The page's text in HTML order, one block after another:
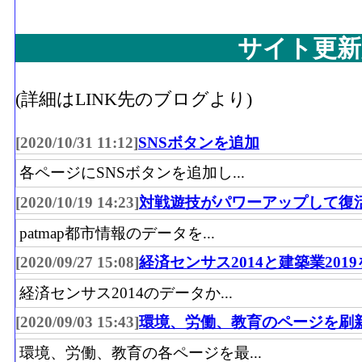
サイト更
(詳細はLINK先のブログより)
[2020/10/31 11:12]SNSボタンを追加
各ページにSNSボタンを追加し...
[2020/10/19 14:23]対戦遊技がパワーアップして復
patmap都市情報のデータを...
[2020/09/27 15:08]経済センサス2014と建築業2019
経済センサス2014のデータか...
[2020/09/03 15:43]環境、労働、教育のページを刷
環境、労働、教育の各ページを最...